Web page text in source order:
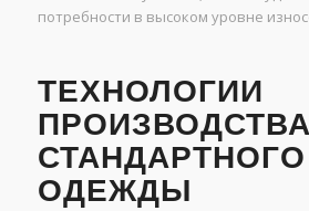
потребности в высоком уровне
ТЕХНОЛОГИИ
ПРОИЗВОДСТВА
ОДЕЖДЫ